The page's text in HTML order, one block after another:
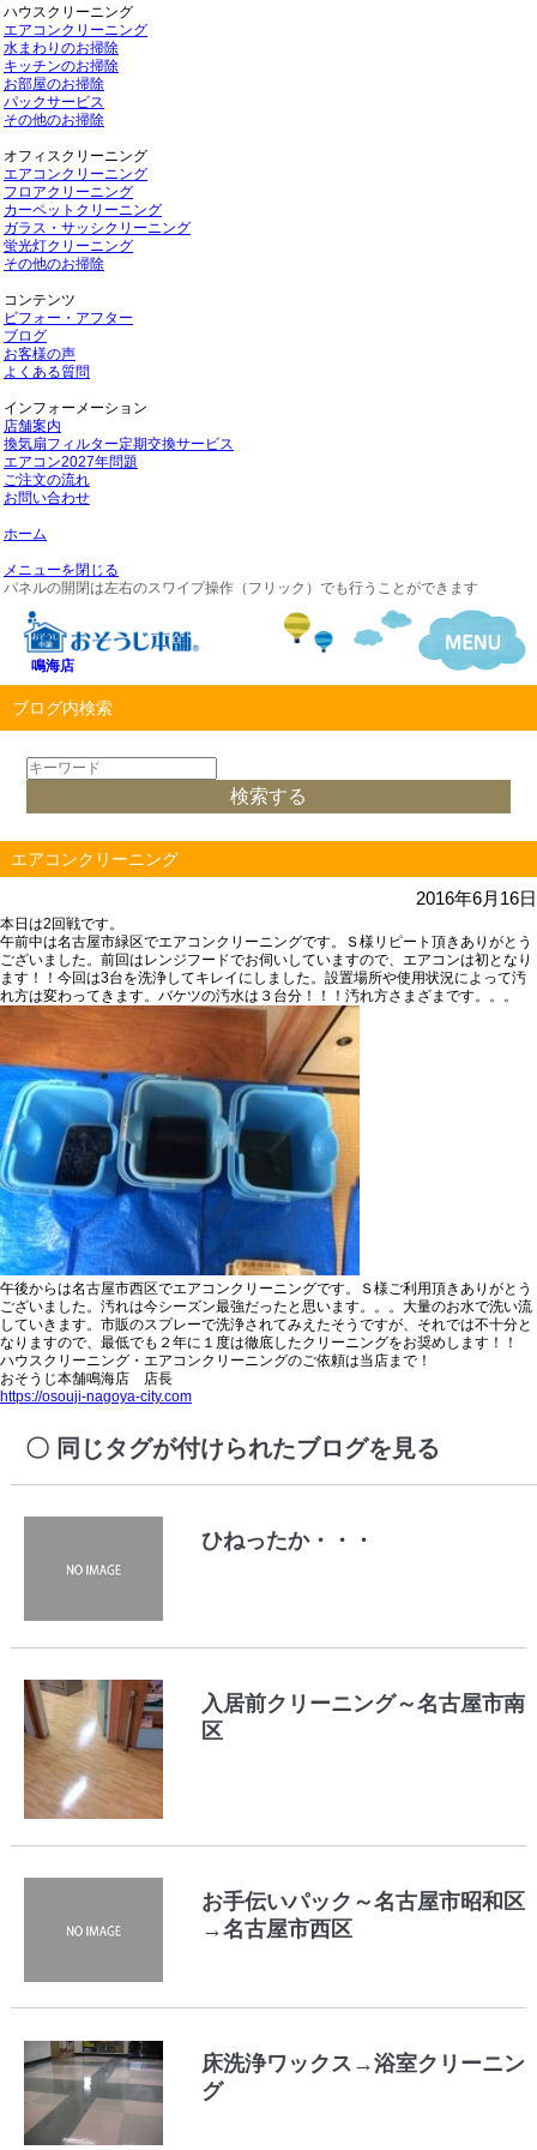
ハウスクリーニング
エアコンクリーニング
水まわりのお掃除
キッチンのお掃除
お部屋のお掃除
パックサービス
その他のお掃除
オフィスクリーニング
エアコンクリーニング
フロアクリーニング
カーペットクリーニング
ガラス・サッシクリーニング
蛍光灯クリーニング
その他のお掃除
コンテンツ
ビフォー・アフター
ブログ
お客様の声
よくある質問
インフォーメーション
店舗案内
換気扇フィルター定期交換サービス
エアコン2027年問題
ご注文の流れ
お問い合わせ
ホーム
メニューを閉じる
パネルの開閉は左右のスワイプ操作（フリック）でも行うことができます
鳴海店
ブログ内検索
エアコンクリーニング
2016年6月16日
本日は2回戦です。
午前中は名古屋市緑区でエアコンクリーニングです。Ｓ様リピート頂きありがとう
ございました。前回はレンジフードでお伺いしていますので、エアコンは初となり
ます！！今回は3台を洗浄してキレイにしました。設置場所や使用状況によって汚
れ方は変わってきます。バケツの汚水は３台分！！！汚れ方さまざまです。。。
午後からは名古屋市西区でエアコンクリーニングです。Ｓ様ご利用頂きありがとう
ございました。汚れは今シーズン最強だったと思います。。。大量のお水で洗い流
していきます。市販のスプレーで洗浄されてみえたそうですが、それでは不十分と
なりますので、最低でも２年に１度は徹底したクリーニングをお奨めします！！
ハウスクリーニング・エアコンクリーニングのご依頼は当店まで！
おそうじ本舗鳴海店 店長
https://osouji-nagoya-city.com
同じタグが付けられたブログを見る
ひねったか・・・
入居前クリーニング～名古屋市南
区
お手伝いパック～名古屋市昭和区
→名古屋市西区
床洗浄ワックス→浴室クリーニン
グ